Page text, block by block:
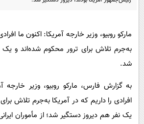
گوناگون
فرهنگی
پیامک
آشپزی
مارکو روبیو، وزیر خارجه آمریکا: اکنون ما
به‌جرم تلاش برای ترور محکوم شده‌اند و یک
شد.
به گزارش فارس، مارکو روبیو، وزیر خارجه
افرادی را داریم که در آمریکا به‌جرم تلاش
یک نفر هم دیروز دستگیر شد؛ از مأموران